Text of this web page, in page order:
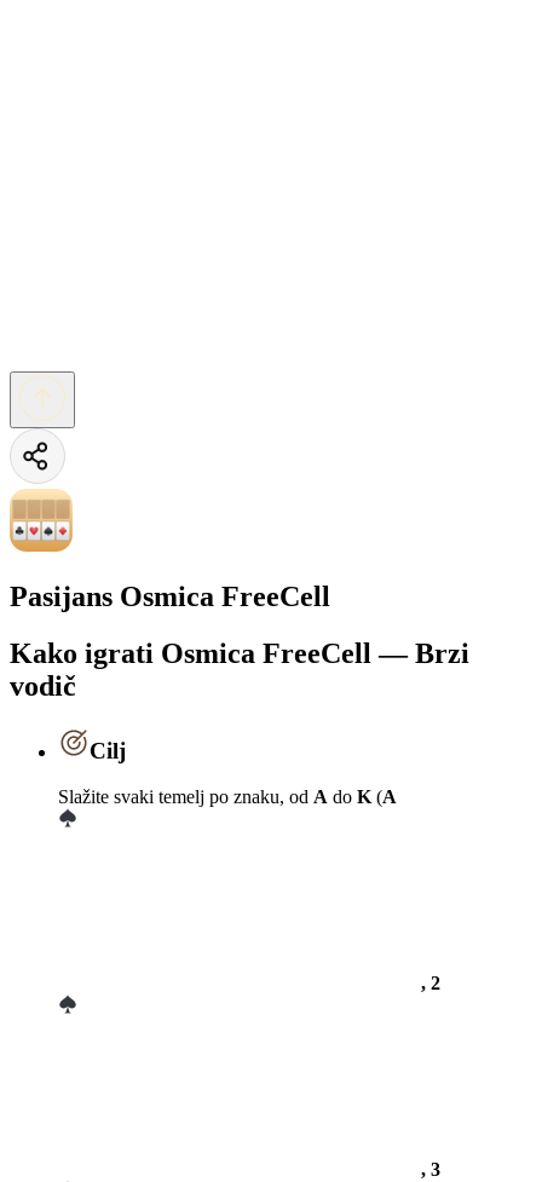
Pasijans Osmica FreeCell
Kako igrati Osmica FreeCell — Brzi
vodič
Cilj
Slažite svaki temelj po znaku, od A do K(A
, 2
, 3